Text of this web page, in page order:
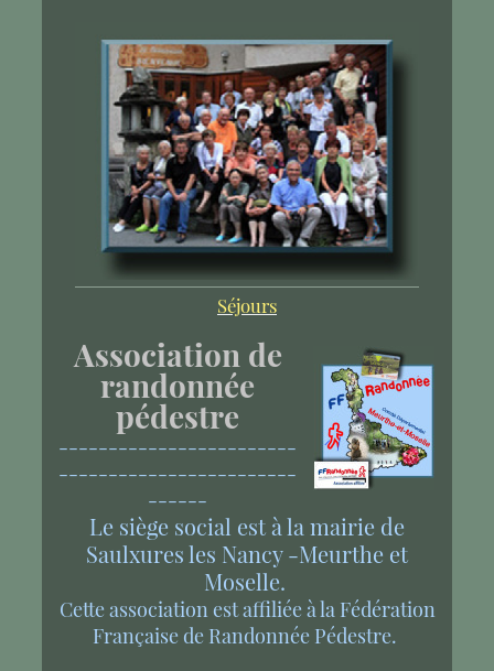
Séjours
Association de
randonnée
pédestre
------------------------
------------------------
------
Le siège social est à la mairie de
Saulxures les Nancy -Meurthe et
Moselle.
Cette association est affiliée à la Fédération
Française de Randonnée Pédestre.